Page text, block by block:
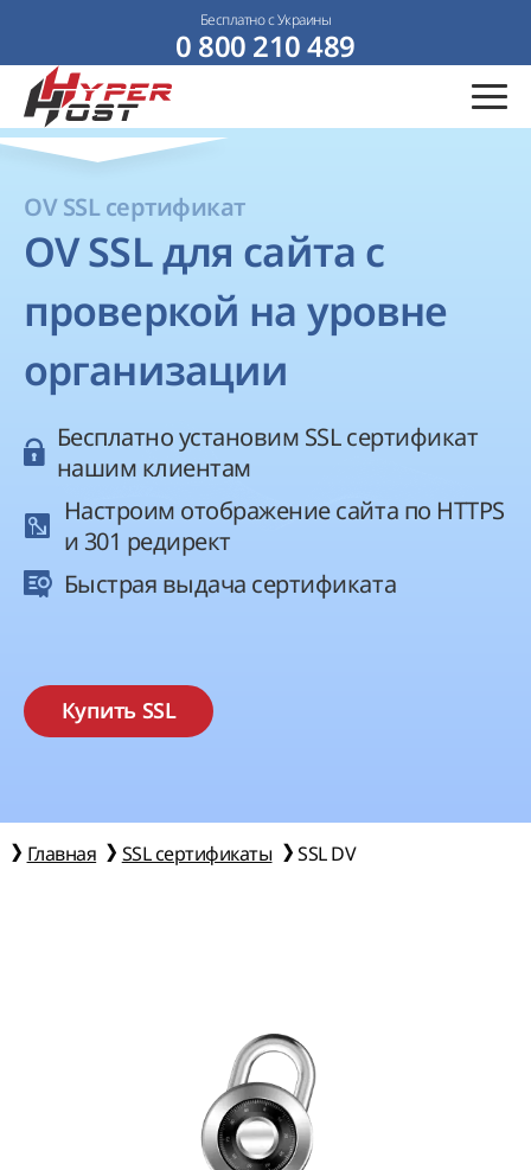
Бесплатно с Украины
0 800 210 489
OV SSL сертификат
OV SSL для сайта с
проверкой на уровне
организации
Бесплатно установим SSL сертификат
нашим клиентам
Настроим отображение сайта по HTTPS
и 301 редирект
Быстрая выдача сертификата
Купить SSL
Главная SSL сертификаты SSL DV